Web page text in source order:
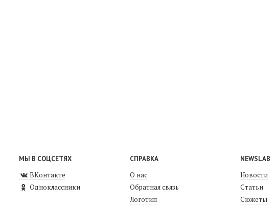
МЫ В СОЦСЕТЯХ
ВКонтакте
Одноклассники
СПРАВКА
О нас
Обратная связь
Логотип
NEWSLAB
Новости
Статьи
Сюжеты